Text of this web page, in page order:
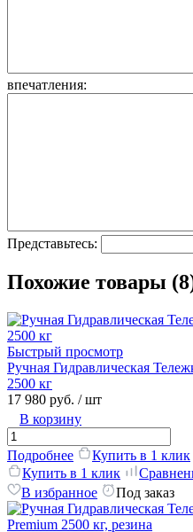
впечатления:
Представьтесь:
Похожие товары
Быстрый просмотр
Ручная Гидравлическая
2500 кг
17 980 руб. / шт
В корзину
Подробнее
Купить в 1 клик
Купить в 1 клик
В избранное
Под заказ